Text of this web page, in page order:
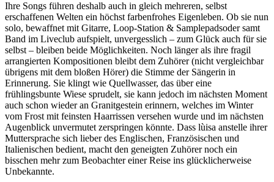
Ihre Songs führen deshalb auch in gleich mehreren, selbst
erschaffenen Welten ein höchst farbenfrohes Eigenleben. Ob sie nun
solo, bewaffnet mit Gitarre, Loop-Station & Samplepadsoder samt
Band im Liveclub aufspielt, unvergesslich – zum Glück auch für sie
selbst – bleiben beide Möglichkeiten. Noch länger als ihre fragil
arrangierten Kompositionen bleibt dem Zuhörer (nicht vergleichbar
übrigens mit dem bloßen Hörer) die Stimme der Sängerin in
Erinnerung. Sie klingt wie Quellwasser, das über eine
frühlingsbunte Wiese sprudelt, sie kann jedoch im nächsten Moment
auch schon wieder an Granitgestein erinnern, welches im Winter
vom Frost mit feinsten Haarrissen versehen wurde und im nächsten
Augenblick unvermutet zerspringen könnte. Dass lùisa anstelle ihrer
Muttersprache sich lieber des Englischen, Französischen und
Italienischen bedient, macht den geneigten Zuhörer noch ein
bisschen mehr zum Beobachter einer Reise ins glücklicherweise
Unbekannte.